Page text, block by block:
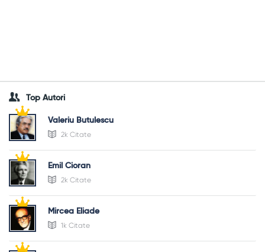
Top Autori
Valeriu Butulescu
2k Citate
Emil Cioran
2k Citate
Mircea Eliade
1k Citate